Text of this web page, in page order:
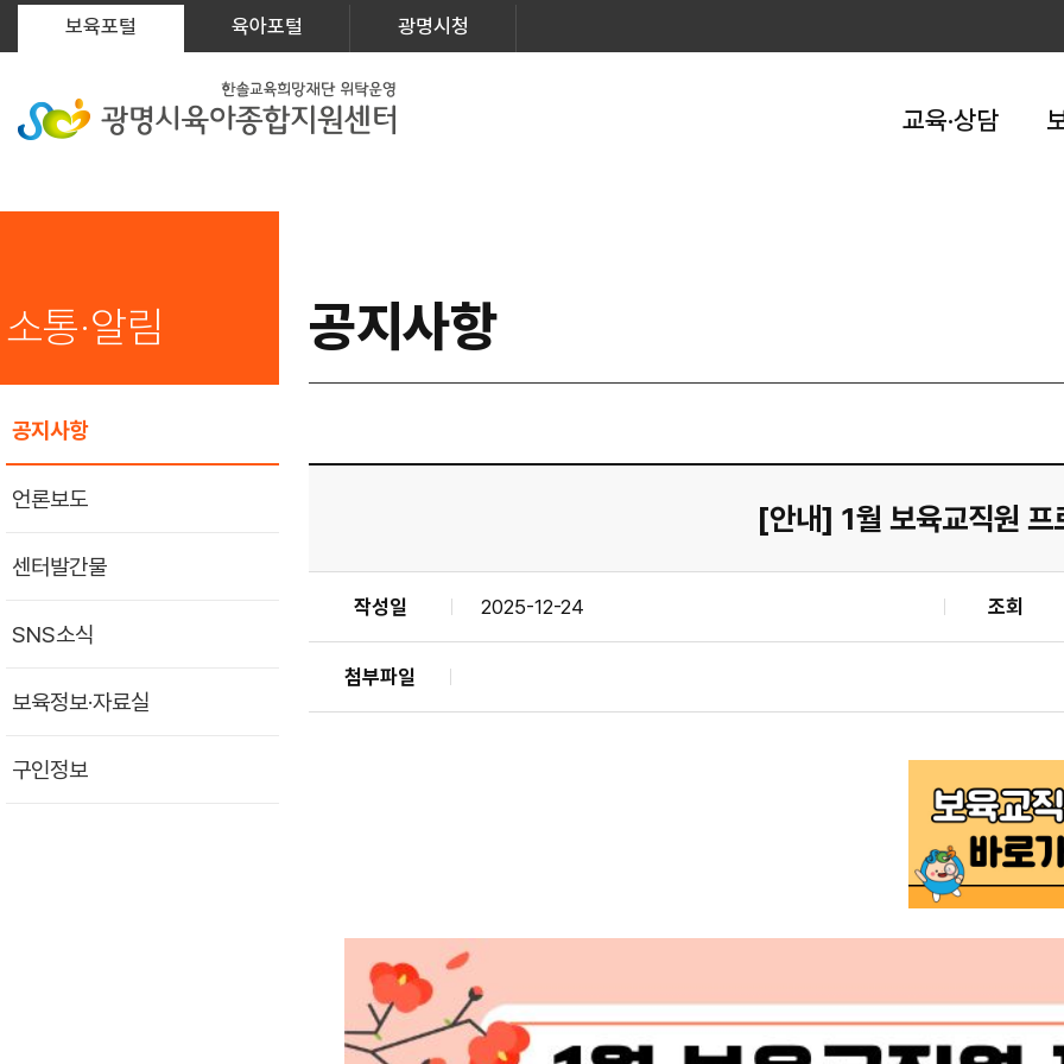
보육포털 육아포털 광명시청
교육·상담
소통·알림
공지사항
언론보도
센터발간물
SNS소식
보육정보·자료실
구인정보
공지사항
[안내] 1월 보육교직원 프
작성일 2025-12-24 조회
첨부파일